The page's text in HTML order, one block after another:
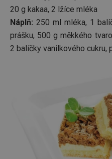
20 g kakaa, 2 lžíce mléka
Náplň: 250 ml mléka, 1
prášku, 500 g měkkého
2 balíčky vanilkového cukru,